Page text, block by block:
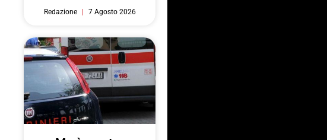
Redazione 7 Agosto 2026